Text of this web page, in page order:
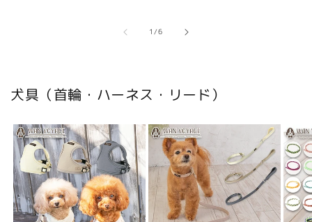
1/の
6
犬具（首輪・ハーネス・リード）